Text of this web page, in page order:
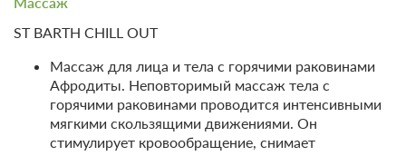
В стоимость входит:
Тариф Стандартный 2026, Включен завтрак "шведский
стол"
Бесплатная отмена до 20 августа 2026 23:59; При отмене
после 21 августа 2026 00:00 оплата не возвращается
Требуется внесение предоплаты в течение 2 часов.
ST BARTH CHILL OUT
Массаж для лица и тела с горячими раковинами
Афродиты. Неповторимый массаж тела с
горячими раковинами проводится интенсивными
мягкими скользящими движениями. Он
стимулирует кровообращение, снимает